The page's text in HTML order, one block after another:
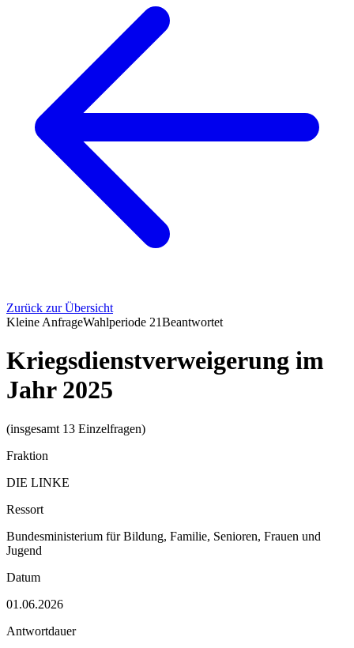
Zurück zur Übersicht
Kleine AnfrageWahlperiode 21Beantwortet
Kriegsdienstverweigerung im
Jahr 2025
(insgesamt 13 Einzelfragen)
Fraktion
DIE LINKE
Ressort
Bundesministerium für Bildung, Familie, Senioren, Frauen und
Jugend
Datum
01.06.2026
Antwortdauer